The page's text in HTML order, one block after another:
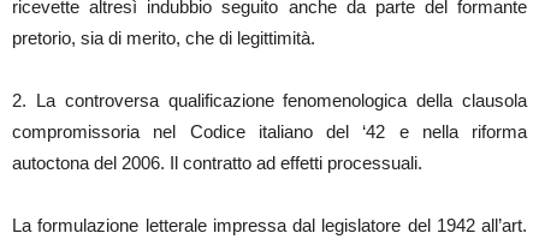
ricevette altresì indubbio seguito anche da parte del formante
pretorio, sia di merito, che di legittimità.
2. La controversa qualificazione fenomenologica della clausola
compromissoria nel Codice italiano del ‘42 e nella riforma
autoctona del 2006. Il contratto ad effetti processuali.
La formulazione letterale impressa dal legislatore del 1942 all’art.